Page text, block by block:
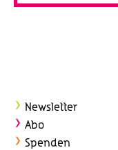
Newsletter
Abo
Spenden